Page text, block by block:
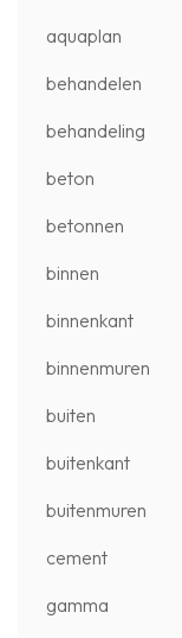
aquaplan
behandelen
behandeling
beton
betonnen
binnen
binnenkant
binnenmuren
buiten
buitenkant
buitenmuren
cement
gamma